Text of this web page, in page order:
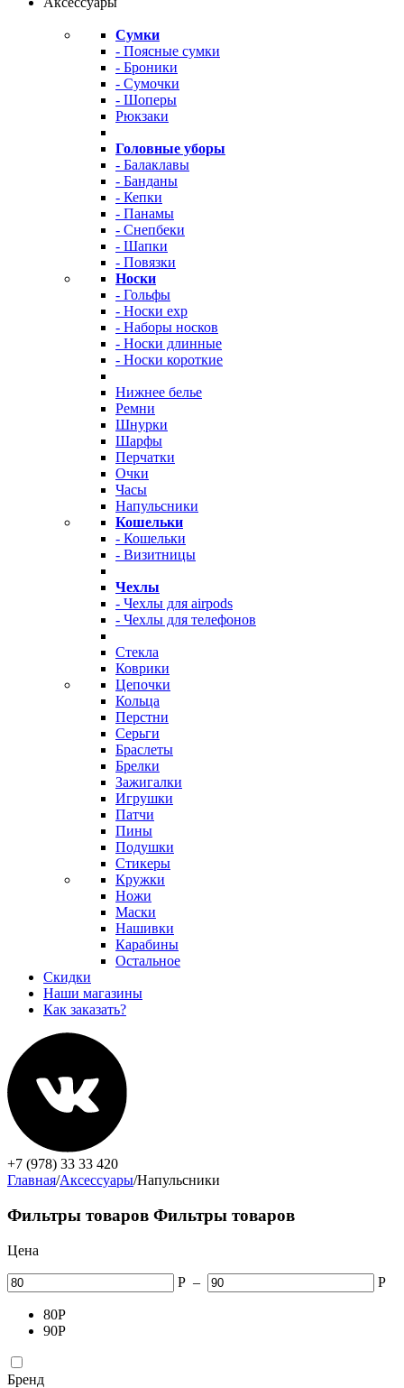
Сумки
- Поясные сумки
- Броники
- Сумочки
- Шоперы
Рюкзаки
Головные уборы
- Балаклавы
- Банданы
- Кепки
- Панамы
- Снепбеки
- Шапки
- Повязки
Носки
- Гольфы
- Носки exp
- Наборы носков
- Носки длинные
- Носки короткие
Нижнее белье
Ремни
Шнурки
Шарфы
Перчатки
Очки
Часы
Напульсники
Кошельки
- Кошельки
- Визитницы
Чехлы
- Чехлы для airpods
- Чехлы для телефонов
Стекла
Коврики
Цепочки
Кольца
Перстни
Серьги
Браслеты
Брелки
Зажигалки
Игрушки
Патчи
Пины
Подушки
Стикеры
Кружки
Ножи
Маски
Нашивки
Карабины
Остальное
Скидки
Наши магазины
Как заказать?
+7 (978) 33 33 420
Главная/Аксессуары/Напульсники
Фильтры товаров Фильтры товаров
Цена
Р – Р
80Р
90Р
Бренд